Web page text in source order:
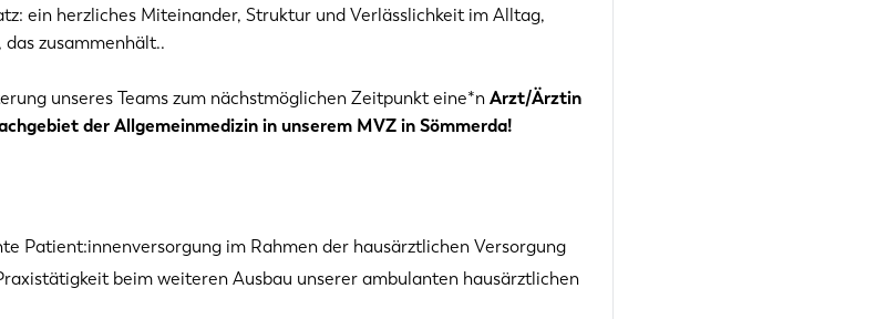
ein herzliches Miteinander, Struktur und Verlässlichkeit im Alltag,
zusammenhält..
unseres Teams zum nächstmöglichen Zeitpunkt eine*n Arzt/Ärztin
der Allgemeinmedizin in unserem MVZ in Sömmerda!
Patient:innenversorgung im Rahmen der hausärztlichen Versorgung
beim weiteren Ausbau unserer ambulanten hausärztlichen